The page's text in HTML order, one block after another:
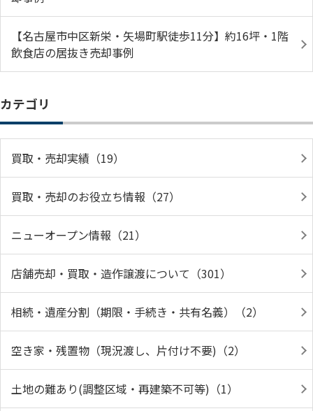
【名古屋市中区新栄・矢場町駅徒歩11分】約16坪・1階
飲食店の居抜き売却事例
カテゴリ
買取・売却実績（19）
買取・売却のお役立ち情報（27）
ニューオープン情報（21）
店舗売却・買取・造作譲渡について（301）
相続・遺産分割（期限・手続き・共有名義）（2）
空き家・残置物（現況渡し、片付け不要)（2）
土地の難あり(調整区域・再建築不可等)（1）